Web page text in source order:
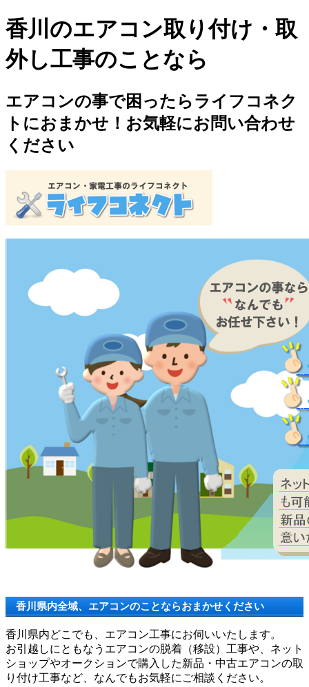
香川のエアコン取り付け・取
外し工事のことなら
エアコンの事で困ったらライフコネク
トにおまかせ！お気軽にお問い合わせ
ください
香川県内全域、エアコンのことならおまかせください
香川県内どこでも、エアコン工事にお伺いいたします。
お引越しにともなうエアコンの脱着（移設）工事や、ネット
ショップやオークションで購入した新品・中古エアコンの取
り付け工事など、なんでもお気軽にご相談ください。